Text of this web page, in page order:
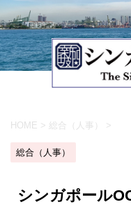
HOME > 総合（人事） >
総合（人事）
シンガポール